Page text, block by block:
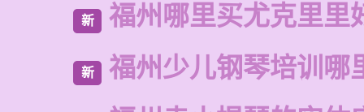
新 福州哪里买尤克里里
新 福州少儿钢琴培训哪